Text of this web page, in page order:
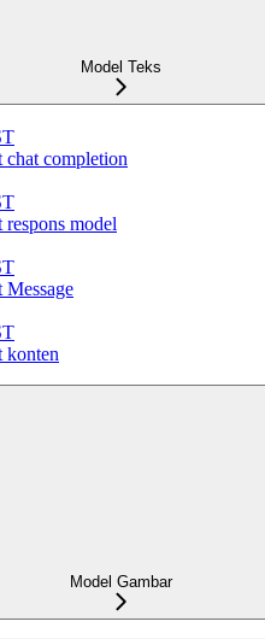
Model Teks
chat completion
respons model
Message
konten
Model Gambar